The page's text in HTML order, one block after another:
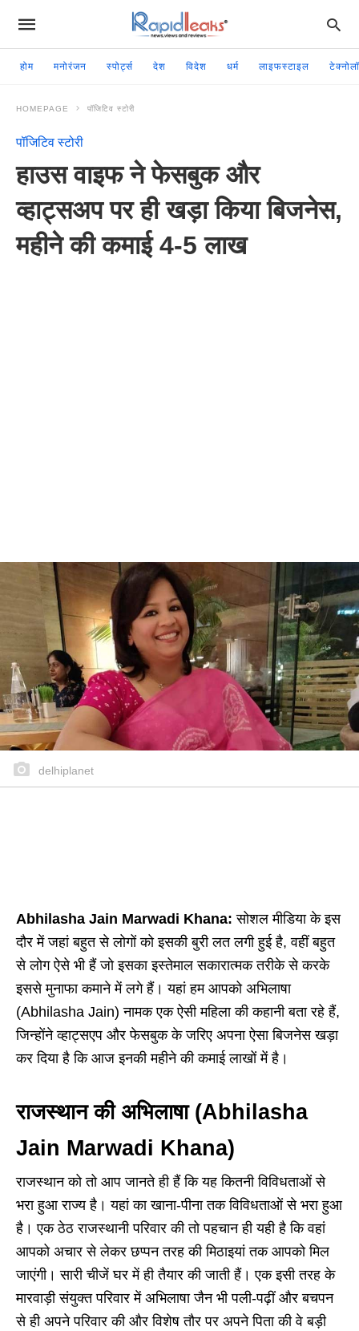
होम मनोरंजन स्पोर्ट्स देश विदेश धर्म लाइफस्टाइल
HOMEPAGE पॉजिटिव स्टोरी
पॉजिटिव स्टोरी
हाउस वाइफ ने फेसबुक और
व्हाट्सअप पर ही खड़ा किया बिजनेस,
महीने की कमाई 4-5 लाख
delhiplanet
Abhilasha Jain Marwadi Khana:सोशल मीडिया के इस
दौर में जहां बहुत से लोगों को इसकी बुरी लत लगी हुई है, वहीं बहुत
से लोग ऐसे भी हैं जो इसका इस्तेमाल सकारात्मक तरीके से करके
इससे मुनाफा कमाने में लगे हैं। यहां हम आपको अभिलाषा
(Abhilasha Jain) नामक एक ऐसी महिला की कहानी बता रहे हैं,
जिन्होंने व्हाट्सएप और फेसबुक के जरिए अपना ऐसा बिजनेस खड़ा
कर दिया है कि आज इनकी महीने की कमाई लाखों में है।
राजस्थान की अभिलाषा (Abhilasha
Jain Marwadi Khana)
राजस्थान को तो आप जानते ही हैं कि यह कितनी विविधताओं से
भरा हुआ राज्य है। यहां का खाना-पीना तक विविधताओं से भरा हुआ
है। एक ठेठ राजस्थानी परिवार की तो पहचान ही यही है कि वहां
आपको अचार से लेकर छप्पन तरह की मिठाइयां तक आपको मिल
जाएंगी। सारी चीजें घर में ही तैयार की जाती हैं। एक इसी तरह के
मारवाड़ी संयुक्त परिवार में अभिलाषा जैन भी पली-पढ़ीं और बचपन
से ही अपने परिवार की और विशेष तौर पर अपने पिता की वे बड़ी